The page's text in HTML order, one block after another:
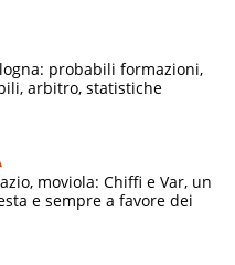
Modena, Cesena,
Marsiglia
probabili formazioni,
arbitro, statistiche
moviola: Chiffi e Var, un
e sempre a favore dei